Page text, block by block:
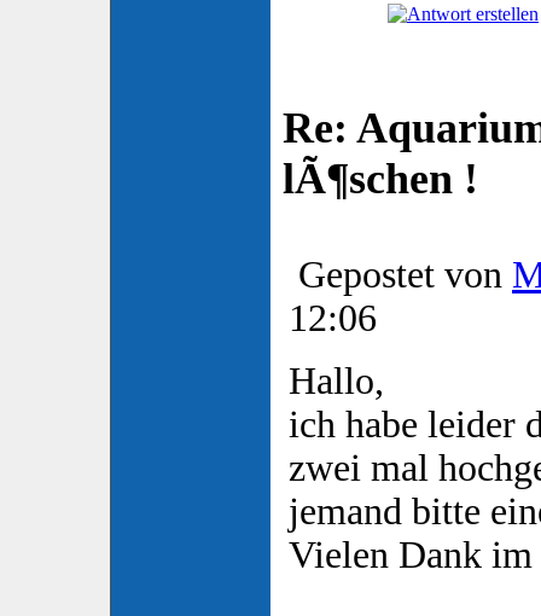
Re:
lÃ¶schen !
Gepostet von
12:06
Hallo,
ich habe leider
zwei mal
jemand bitte
Vielen Dank im